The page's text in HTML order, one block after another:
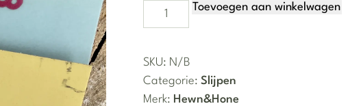
Diamantpolijstfilm zelfklevend voor vlak slijpen
Toevoegen aan winkelwagen
SKU: N/B
Categorie: Slijpen
Merk: Hewn&Hone